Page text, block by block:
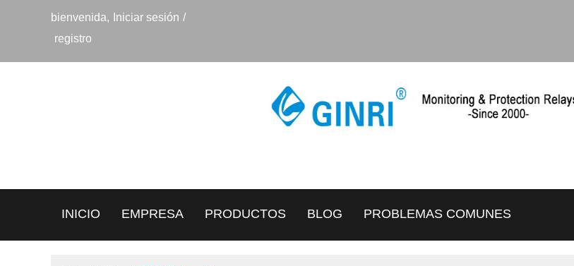
bienvenida, Iniciar sesión /
registro
INICIO EMPRESA PRODUCTOS BLOG PROBLEMAS COMUNES